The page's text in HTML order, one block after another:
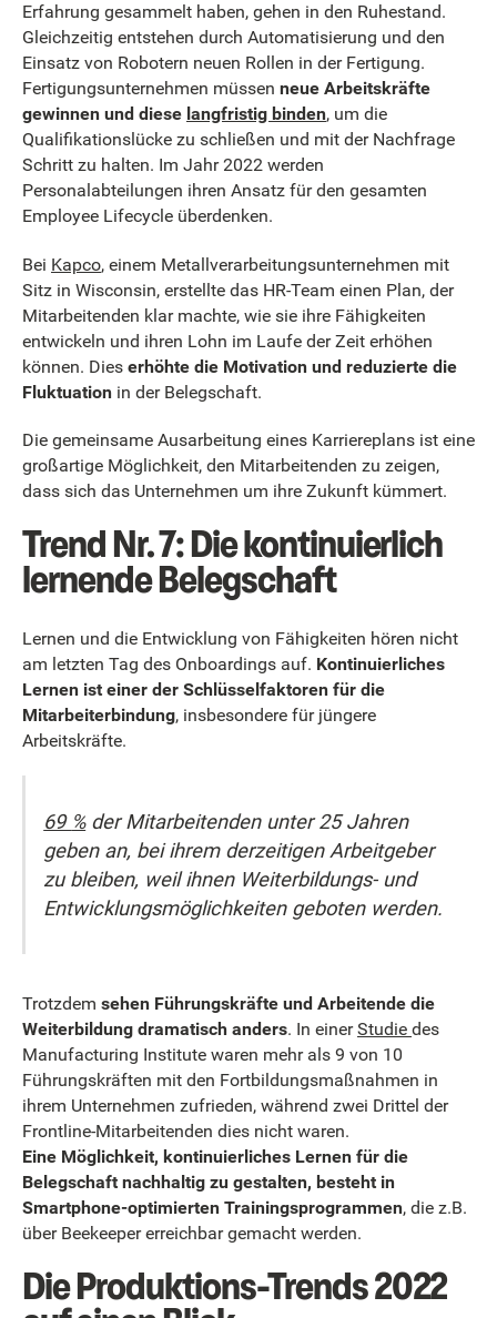
Erfahrung gesammelt haben, gehen in den Ruhestand.
Gleichzeitig entstehen durch Automatisierung und den
Einsatz von Robotern neuen Rollen in der Fertigung.
Fertigungsunternehmen müssen neue Arbeitskräfte
gewinnen und diese langfristig binden, um die
Qualifikationslücke zu schließen und mit der Nachfrage
Schritt zu halten. Im Jahr 2022 werden
Personalabteilungen ihren Ansatz für den gesamten
Employee Lifecycle überdenken.
Bei Kapco, einem Metallverarbeitungsunternehmen mit
Sitz in Wisconsin, erstellte das HR-Team einen Plan, der
Mitarbeitenden klar machte, wie sie ihre Fähigkeiten
entwickeln und ihren Lohn im Laufe der Zeit erhöhen
können. Dies erhöhte die Motivation und reduzierte die
Fluktuation in der Belegschaft.
Die gemeinsame Ausarbeitung eines Karriereplans ist eine
großartige Möglichkeit, den Mitarbeitenden zu zeigen,
dass sich das Unternehmen um ihre Zukunft kümmert.
Trend Nr. 7: Die kontinuierlich
lernende Belegschaft
Lernen und die Entwicklung von Fähigkeiten hören nicht
am letzten Tag des Onboardings auf. Kontinuierliches
Lernen ist einer der Schlüsselfaktoren für die
Mitarbeiterbindung, insbesondere für jüngere
Arbeitskräfte.
69 %der Mitarbeitenden unter 25 Jahren
geben an, bei ihrem derzeitigen Arbeitgeber
zu bleiben, weil ihnen Weiterbildungs- und
Entwicklungsmöglichkeiten geboten werden.
Trotzdem sehen Führungskräfte und Arbeitende die
Weiterbildung dramatisch anders. In einerStudie des
Manufacturing Institute waren mehr als 9 von 10
Führungskräften mit den Fortbildungsmaßnahmen in
ihrem Unternehmen zufrieden, während zwei Drittel der
Frontline-Mitarbeitenden dies nicht waren.
Eine Möglichkeit, kontinuierliches Lernen für die
Belegschaft nachhaltig zu gestalten, besteht in
Smartphone-optimierten Trainingsprogrammen, die z.B.
über Beekeeper erreichbar gemacht werden.
Die Produktions-Trends 2022